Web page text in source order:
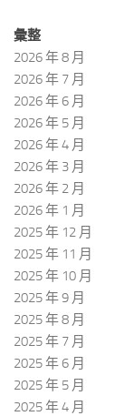
彙整
2026 年 8 月
2026 年 7 月
2026 年 6 月
2026 年 5 月
2026 年 4 月
2026 年 3 月
2026 年 2 月
2026 年 1 月
2025 年 12 月
2025 年 11 月
2025 年 10 月
2025 年 9 月
2025 年 8 月
2025 年 7 月
2025 年 6 月
2025 年 5 月
2025 年 4 月